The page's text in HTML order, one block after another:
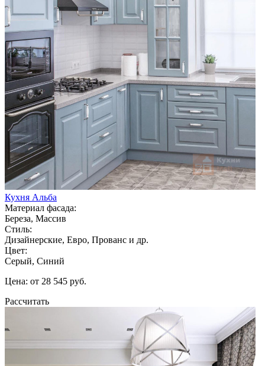
Кухня Альба
Материал фасада:
Береза, Массив
Стиль:
Дизайнерские, Евро, Прованс и др.
Цвет:
Серый, Синий
Цена: от 28 545 руб.
Рассчитать